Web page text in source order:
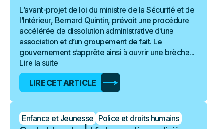
L’avant-projet de loi du ministre de la Sécurité et de
l’Intérieur, Bernard Quintin, prévoit une procédure
accélérée de dissolution administrative d’une
association et d’un groupement de fait. Le
gouvernement s’apprête ainsi à ouvrir une brèche...
Lire la suite
LIRE CET ARTICLE
Enfance et Jeunesse Police et droits humains